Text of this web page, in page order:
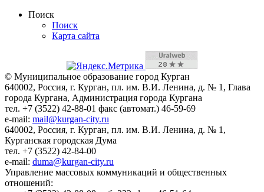
Поиск
Поиск
Карта сайта
© Муниципальное образование город Курган
640002, Россия, г. Курган, пл. им. В.И. Ленина, д. № 1, Глава
города Кургана, Администрация города Кургана
тел. +7 (3522) 42-88-01 факс (автомат.) 46-59-69
e-mail: mail@kurgan-city.ru
640002, Россия, г. Курган, пл. им. В.И. Ленина, д. № 1,
Курганская городская Дума
тел. +7 (3522) 42-84-00
e-mail: duma@kurgan-city.ru
Управление массовых коммуникаций и общественных
отношений: